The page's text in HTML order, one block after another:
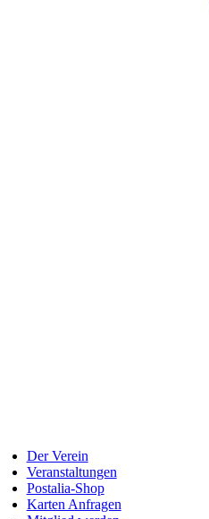
Der Verein
Veranstaltungen
Postalia-Shop
Karten Anfragen